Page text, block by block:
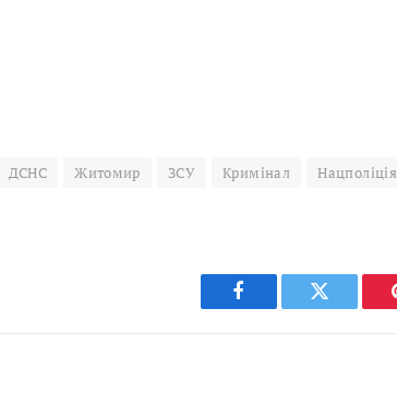
ДСНС Житомир ЗСУ Кримінал Нацполіція
Facebook Twitter